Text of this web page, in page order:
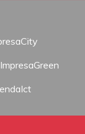
ImpresaGreen